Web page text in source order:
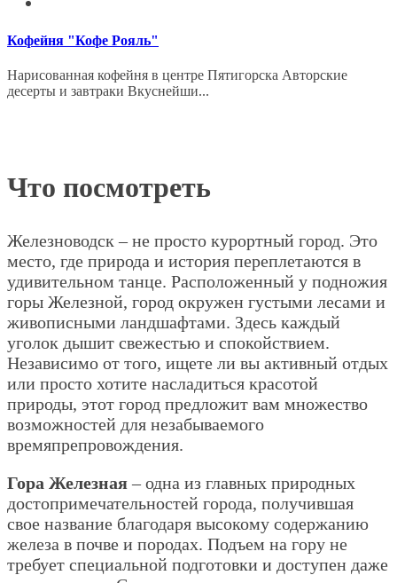
Кофейня "Кофе Рояль"
Нарисованная кофейня в центре Пятигорска Авторские
десерты и завтраки Вкуснейши...
Что посмотреть
Железноводск – не просто курортный город. Это
место, где природа и история переплетаются в
удивительном танце. Расположенный у подножия
горы Железной, город окружен густыми лесами и
живописными ландшафтами. Здесь каждый
уголок дышит свежестью и спокойствием.
Независимо от того, ищете ли вы активный отдых
или просто хотите насладиться красотой
природы, этот город предложит вам множество
возможностей для незабываемого
времяпрепровождения.
Гора Железная– одна из главных природных
достопримечательностей города, получившая
свое название благодаря высокому содержанию
железа в почве и породах. Подъем на гору не
требует специальной подготовки и доступен даже